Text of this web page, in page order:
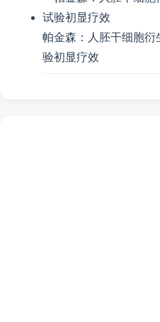
帕金森：人胚干细胞
验初显疗效